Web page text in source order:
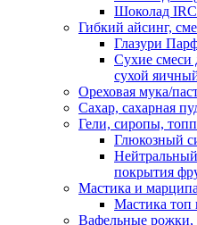
Шоколад
Гибкий айсинг,
Глазури
Сухие смеси
сухой
Ореховая мука/
Сахар, сахарная
Гели, сиропы,
Глюкозный
покрытия
Мастика и
Мастика топ
Вафельные рожки,